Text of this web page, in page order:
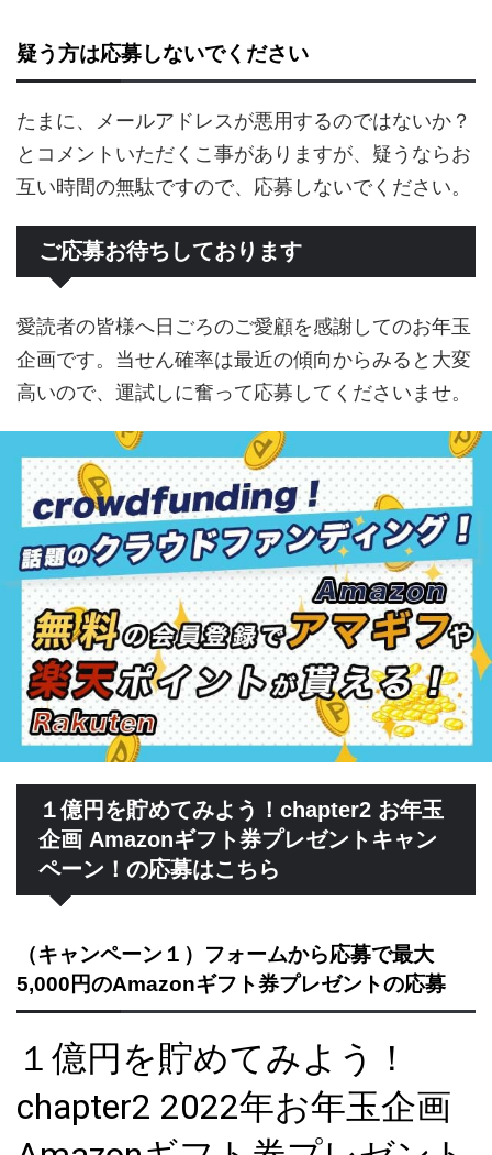
疑う方は応募しないでください
たまに、メールアドレスが悪用するのではないか？
とコメントいただくこ事がありますが、疑うならお
互い時間の無駄ですので、応募しないでください。
ご応募お待ちしております
愛読者の皆様へ日ごろのご愛顧を感謝してのお年玉
企画です。当せん確率は最近の傾向からみると大変
高いので、運試しに奮って応募してくださいませ。
１億円を貯めてみよう！chapter2 お年玉
企画 Amazonギフト券プレゼントキャン
ペーン！の応募はこちら
（キャンペーン１）フォームから応募で最大
5,000円のAmazonギフト券プレゼントの応募